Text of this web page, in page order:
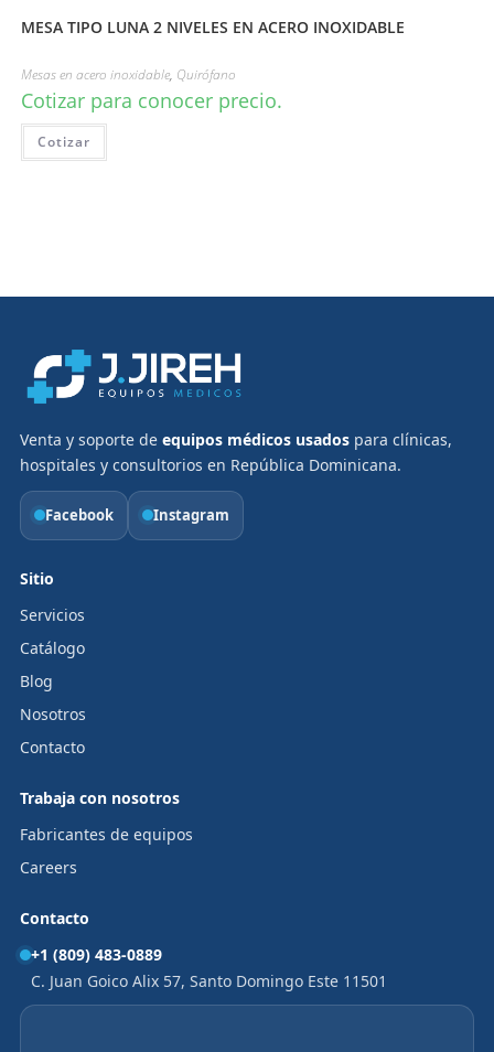
MESA TIPO LUNA 2 NIVELES EN ACERO INOXIDABLE
Mesas en acero inoxidable, Quirófano
Cotizar para conocer precio.
Cotizar
Venta y soporte de equipos médicos usadospara clínicas,
hospitales y consultorios en República Dominicana.
Facebook Instagram
Sitio
Servicios
Catálogo
Blog
Nosotros
Contacto
Trabaja con nosotros
Fabricantes de equipos
Careers
Contacto
+1 (809) 483-0889
C. Juan Goico Alix 57, Santo Domingo Este 11501